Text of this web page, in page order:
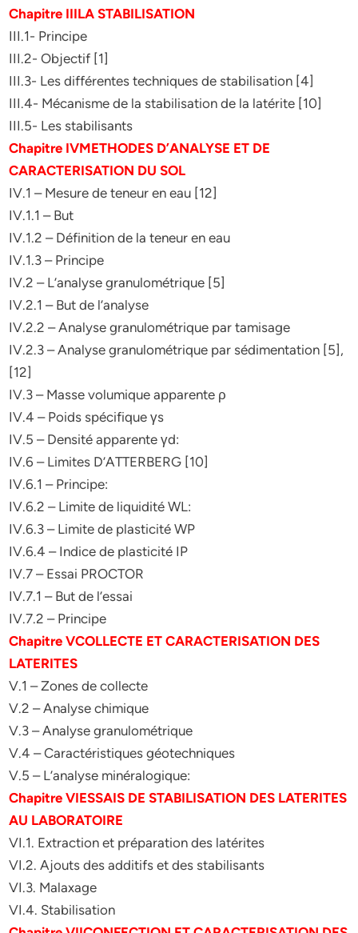
Chapitre IIILA STABILISATION
III.1- Principe
III.2- Objectif [1]
III.3- Les différentes techniques de stabilisation [4]
III.4- Mécanisme de la stabilisation de la latérite [10]
III.5- Les stabilisants
Chapitre IVMETHODES D’ANALYSE ET DE
CARACTERISATION DU SOL
IV.1 – Mesure de teneur en eau [12]
IV.1.1 – But
IV.1.2 – Définition de la teneur en eau
IV.1.3 – Principe
IV.2 – L’analyse granulométrique [5]
IV.2.1 – But de l’analyse
IV.2.2 – Analyse granulométrique par tamisage
IV.2.3 – Analyse granulométrique par sédimentation [5],
[12]
IV.3 – Masse volumique apparente ρ
IV.4 – Poids spécifique γs
IV.5 – Densité apparente γd:
IV.6 – Limites D’ATTERBERG [10]
IV.6.1 – Principe:
IV.6.2 – Limite de liquidité WL:
IV.6.3 – Limite de plasticité WP
IV.6.4 – Indice de plasticité IP
IV.7 – Essai PROCTOR
IV.7.1 – But de l’essai
IV.7.2 – Principe
Chapitre VCOLLECTE ET CARACTERISATION DES
LATERITES
V.1 – Zones de collecte
V.2 – Analyse chimique
V.3 – Analyse granulométrique
V.4 – Caractéristiques géotechniques
V.5 – L’analyse minéralogique:
Chapitre VIESSAIS DE STABILISATION DES LATERITES
AU LABORATOIRE
VI.1. Extraction et préparation des latérites
VI.2. Ajouts des additifs et des stabilisants
VI.3. Malaxage
VI.4. Stabilisation